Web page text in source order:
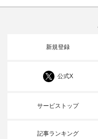
新規登録
公式X
サービストップ
記事ランキング